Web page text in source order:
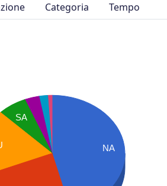
Categoria
Tempo
NA
SA